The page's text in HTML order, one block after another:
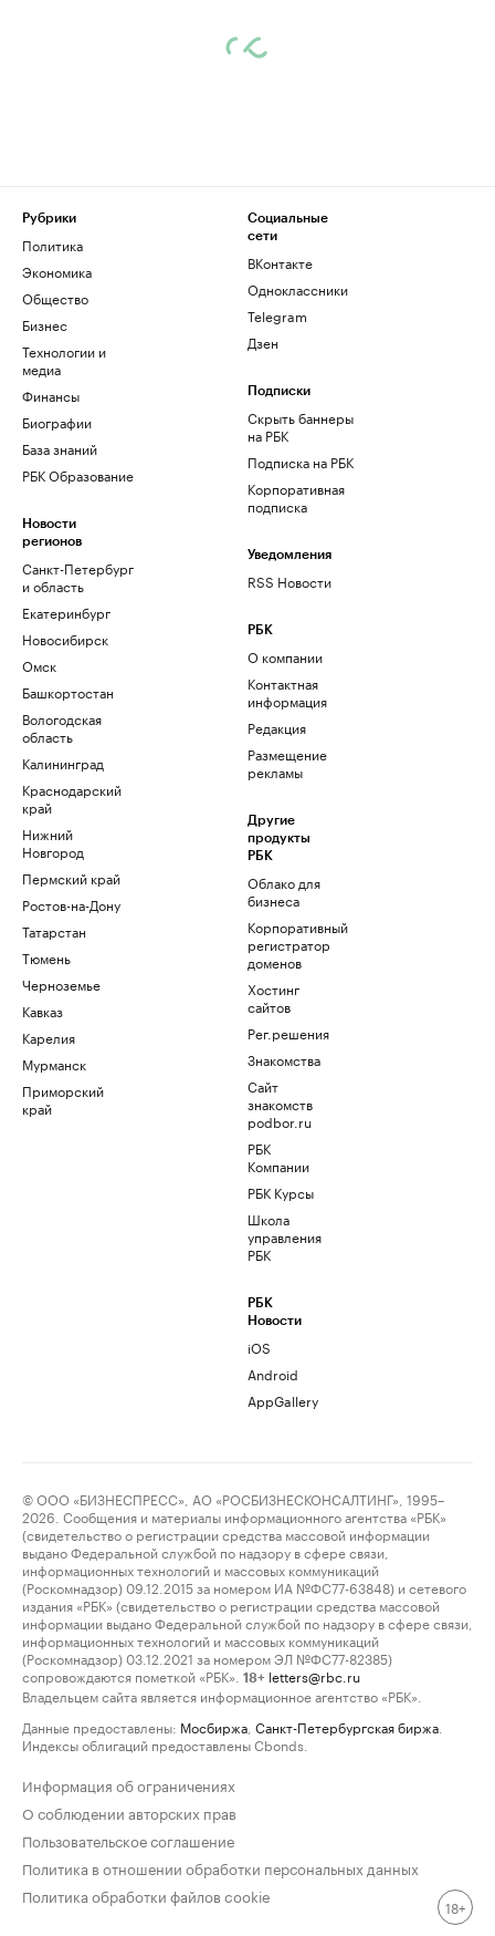
Рубрики
Политика
Экономика
Общество
Бизнес
Технологии и
медиа
Финансы
Биографии
База знаний
РБК Образование
Новости
регионов
Санкт-Петербург
и область
Екатеринбург
Новосибирск
Омск
Башкортостан
Вологодская
область
Калининград
Краснодарский
край
Нижний
Новгород
Пермский край
Ростов-на-Дону
Татарстан
Тюмень
Черноземье
Кавказ
Карелия
Мурманск
Приморский
край
Социальные
сети
ВКонтакте
Одноклассники
Telegram
Дзен
Подписки
Скрыть баннеры
на РБК
Подписка на РБК
Корпоративная
подписка
Уведомления
RSS Новости
РБК
О компании
Контактная
информация
Редакция
Размещение
рекламы
Другие
продукты
РБК
Облако для
бизнеса
Корпоративный
регистратор
доменов
Хостинг
сайтов
Рег.решения
Знакомства
Сайт
знакомств
podbor.ru
РБК
Компании
РБК Курсы
Школа
управления
РБК
РБК
Новости
iOS
Android
AppGallery
© ООО «БИЗНЕСПРЕСС», АО «РОСБИЗНЕСКОНСАЛТИНГ», 1995–
2026. Сообщения и материалы информационного агентства «РБК»
(свидетельство о регистрации средства массовой информации
выдано Федеральной службой по надзору в сфере связи,
информационных технологий и массовых коммуникаций
(Роскомнадзор) 09.12.2015 за номером ИА №ФС77-63848) и сетевого
издания «РБК» (свидетельство о регистрации средства массовой
информации выдано Федеральной службой по надзору в сфере связи,
информационных технологий и массовых коммуникаций
(Роскомнадзор) 03.12.2021 за номером ЭЛ №ФС77-82385)
сопровождаются пометкой «РБК».
18+ letters@rbc.ru
Владельцем сайта является информационное агентство «РБК».
Данные предоставлены: Мосбиржа Санкт-Петербургская биржа
Индексы облигаций предоставлены Cbonds.
Информация об ограничениях
О соблюдении авторских прав
Пользовательское соглашение
Политика в отношении обработки персональных данных
Политика обработки файлов cookie
18+